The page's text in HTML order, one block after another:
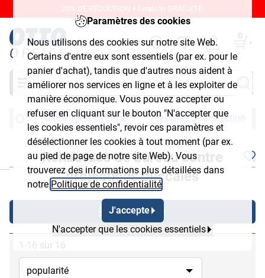
Paramètres des cookies
Nous utilisons des cookies sur notre site Web.
Certains d'entre eux sont essentiels (par ex. pour le
panier d'achat), tandis que d'autres nous aident à
améliorer nos services en ligne et à les exploiter de
manière économique. Vous pouvez accepter ou
refuser en cliquant sur le bouton "N'accepter que
les cookies essentiels", revoir ces paramètres et
désélectionner les cookies à tout moment (par ex.
au pied de page de notre site Web). Vous
trouverez des informations plus détaillées dans
notre Politique de confidentialité
J'accepte
N'accepter que les cookies essentiels
20% DE RÉDUCTION + livraison GRATUITE.
0
Chercher
Nettoyage & hygiène Plexiglas de protection
Rehausses de bureau contre
projections buccales
Afficher filtre
1-16 sur 16